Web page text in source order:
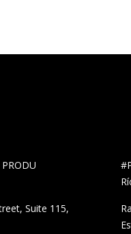
Suite 115,